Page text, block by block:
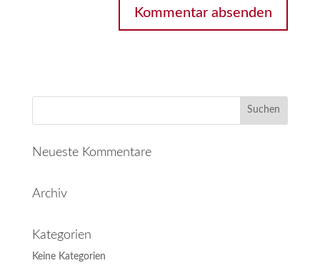
Neueste Kommentare
Archiv
Kategorien
Keine Kategorien